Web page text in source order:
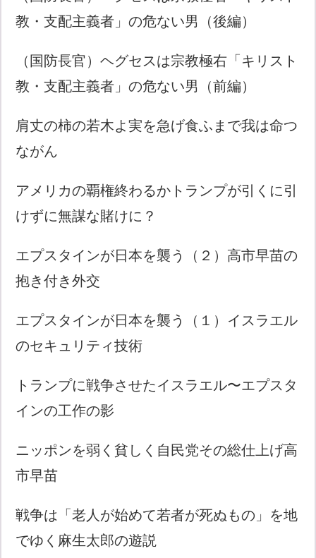
教・支配主義者」の危ない男（後編）
（国防長官）ヘグセスは宗教極右「キリスト
教・支配主義者」の危ない男（前編）
肩丈の柿の若木よ実を急げ食ふまで我は命つ
ながん
アメリカの覇権終わるかトランプが引くに引
けずに無謀な賭けに？
エプスタインが日本を襲う（２）高市早苗の
抱き付き外交
エプスタインが日本を襲う（１）イスラエル
のセキュリティ技術
トランプに戦争させたイスラエル〜エプスタ
インの工作の影
ニッポンを弱く貧しく自民党その総仕上げ高
市早苗
戦争は「老人が始めて若者が死ぬもの」を地
でゆく麻生太郎の遊説